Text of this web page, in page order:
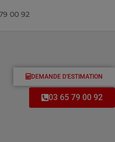
00 92
DEMANDE D'ESTIMATION
03 65 79 00 92